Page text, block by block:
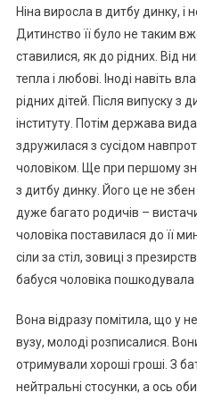
Ніна виросла в дитбу динку, і
Дитинство її було не таким
ставилися, як до рідних. Від
тепла і любові. Іноді навіть
рідних дітей. Після випуску з
інституту. Потім держава
здружилася з сусідом
чоловіком. Ще при першому
з дитбу динку. Його це не
дуже багато родичів –
чоловіка поставилася до її
сіли за стіл, зовиці з
бабуся чоловіка пошкодувала
Вона відразу помітила, що у
вузу, молоді розписалися.
отримували хороші гроші. З
нейтральні стосунки, а ось